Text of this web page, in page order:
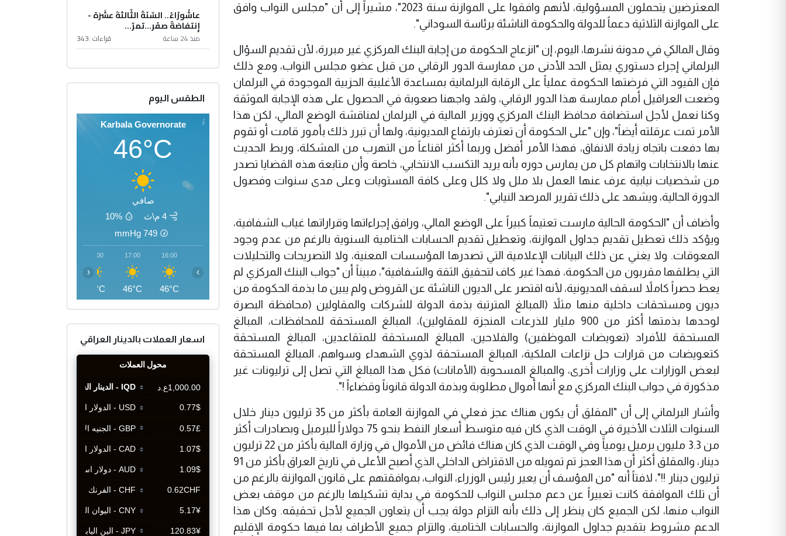
المعترضين يتحملون المسؤولية، لأنهم وافقوا على الموازنة سنة 2023"، مشيراً إلى أن "مجلس النواب وافق
على الموازنة الثلاثية دعماً للدولة والحكومة الناشئة برئاسة السوداني".
وقال المالكي في مدونة نشرها، اليوم، إن "انزعاج الحكومة من إجابة البنك المركزي غير مبررة، لأن تقديم السؤال
البرلماني إجراء دستوري يمثل الحد الأدنى من ممارسة الدور الرقابي من قبل عضو مجلس النواب، ومع ذلك
فإن القيود التي فرضتها الحكومة عملياً على الرقابة البرلمانية بمساعدة الأغلبية الحزبية الموجودة في البرلمان
وضعت العراقيل أمام ممارسة هذا الدور الرقابي، ولقد واجهنا صعوبة في الحصول على هذه الإجابة الموثقة
وكنا نعمل لأجل استضافة محافظ البنك المركزي ووزير المالية في البرلمان لمناقشة الوضع المالي، لكن هذا
الأمر تمت عرقلته أيضاً"، وإن "على الحكومة أن تعترف بارتفاع المديونية، ولها أن تبرر ذلك بأمور قامت أو تقوم
بها دفعت باتجاه زيادة الانفاق، فهذا الأمر أفضل وربما أكثر اقناعاً من التهرب من المشكلة، وربط الحديث
عنها بالانتخابات واتهام كل من يمارس دوره بأنه يريد التكسب الانتخابي، خاصة وأن متابعة هذه القضايا تصدر
من شخصيات نيابية عرف عنها العمل بلا ملل ولا كلل وعلى كافة المستويات وعلى مدى سنوات وفصول
الدورة الحالية، ويشهد على ذلك تقرير المرصد النيابي".
وأضاف أن "الحكومة الحالية مارست تعتيماً كبيراً على الوضع المالي، ورافق إجراءاتها وقراراتها غياب الشفافية،
ويؤكد ذلك تعطيل تقديم جداول الموازنة، وتعطيل تقديم الحسابات الختامية السنوية بالرغم من عدم وجود
المعوقات. ولا يغني عن ذلك البيانات الإعلامية التي تصدرها المؤسسات المعنية، ولا التصريحات والتحليلات
التي يطلقها مقربون من الحكومة، فهذا غير كاف لتحقيق الثقة والشفافية"، مبيناً أن "جواب البنك المركزي لم
يعط حصراً كاملاً لسقف المديونية، لأنه اقتصر على الديون الناشئة عن القروض ولم يبين ما بذمة الحكومة من
ديون ومستحقات داخلية منها مثلاً (المبالغ المترتبة بذمة الدولة للشركات والمقاولين (محافظة البصرة
لوحدها بذمتها أكثر من 900 مليار للذرعات المنجزة للمقاولين)، المبالغ المستحقة للمحافظات، المبالغ
المستحقة للأفراد (تعويضات الموظفين) والفلاحين، المبالغ المستحقة للمتقاعدين، المبالغ المستحقة
كتعويضات من قرارات حل نزاعات الملكية، المبالغ المستحقة لذوي الشهداء وسواهم، المبالغ المستحقة
لبعض الوزارات على وزارات أخرى، والمبالغ المسحوبة (الأمانات) فكل هذا المبالغ التي تصل إلى ترليونات غير
مذكورة في جواب البنك المركزي مع أنها أموال مطلوبة وبذمة الدولة قانوناً وقضاءاً !".
وأشار البرلماني إلى أن "المقلق أن يكون هناك عجز فعلي في الموازنة العامة بأكثر من 35 ترليون دينار خلال
السنوات الثلاث الأخيرة في الوقت الذي كان فيه متوسط أسعار النفط بنحو 75 دولاراً للبرميل وبصادرات أكثر
من 3.3 مليون برميل يومياً وفي الوقت الذي كان هناك فائض من الأموال في وزارة المالية بأكثر من 22 ترليون
دينار، والمقلق أكثر أن هذا العجز تم تمويله من الاقتراض الداخلي الذي أصبح الأعلى في تاريخ العراق بأكثر من 91
ترليون دينار !!"، لافتاً أنه "من المؤسف أن يعير رئيس الوزراء، النواب، بموافقتهم على قانون الموازنة بالرغم من
أن تلك الموافقة كانت تعبيراً عن دعم مجلس النواب للحكومة في بداية تشكيلها بالرغم من موقف بعض
النواب منها، لكن الجميع كان ينظر إلى ذلك بأنه التزام دولة يجب أن يتعاون الجميع لأجل تحقيقه. وكان هذا
الدعم مشروط بتقديم جداول الموازنة، والحسابات الختامية، والتزام جميع الأطراف بما فيها حكومة الإقليم
عاشُورْاءُ.. السّنَةُ الثّالثةَ عشَرَة -
إِنتفاضةُ صفَر…تمرّ...
منذ 24 ساعة قراءات :343
الطقس اليوم
Karbala Governorate
46°C
صافي
4 م\ث
10%
749
mmHg
16:00
46°C
17:00
46°C
18:00
45°C
‹ ›
اسعار العملات بالدينار العراقي